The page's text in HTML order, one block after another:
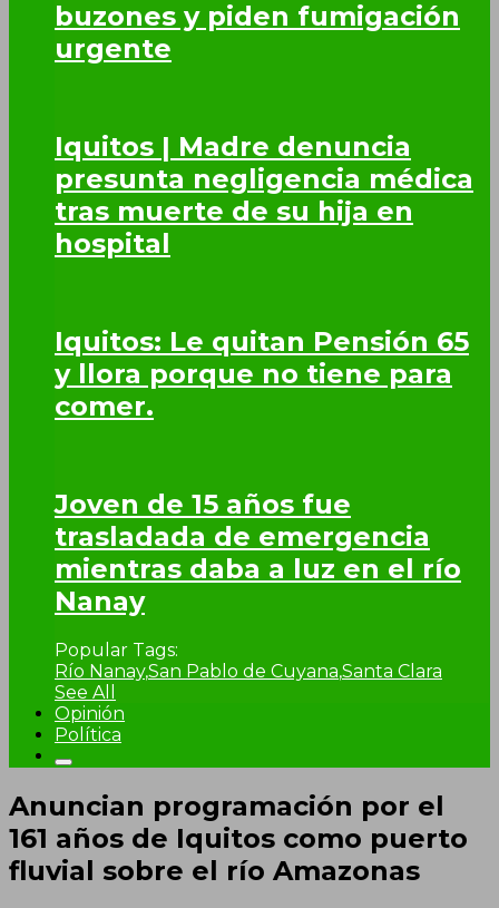
buzones y piden fumigación
urgente
Iquitos | Madre denuncia
presunta negligencia médica
tras muerte de su hija en
hospital
Iquitos: Le quitan Pensión 65
y llora porque no tiene para
comer.
Joven de 15 años fue
trasladada de emergencia
mientras daba a luz en el río
Nanay
Popular Tags:
Río Nanay,San Pablo de Cuyana,Santa Clara
See All
Opinión
Política
Anuncian programación por el
161 años de Iquitos como puerto
fluvial sobre el río Amazonas